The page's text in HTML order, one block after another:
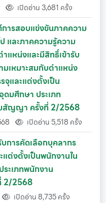
เปิดอ่าน 3,681 ครั้ง
ารสอบแข่งขันภาคความ
และภาคความรู้ความ
ำแหน่งและมีสิทธิ์เข้ารับ
มเหมาะสมกับตำแหน่ง
และแต่งตั้งเป็น
มศึกษา ประเภท
สัญญา ครั้งที่ 2/2568
เปิดอ่าน 5,518 ครั้ง
การคัดเลือกบุคลากร
แต่งตั้งเป็นพนักงานใน
ะเภทพนักงาน
2/2568
เปิดอ่าน 8,735 ครั้ง